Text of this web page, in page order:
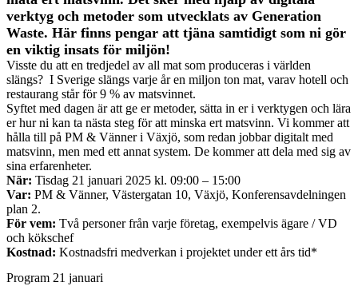
verktyg och metoder som utvecklats av Generation
Waste. Här finns pengar att tjäna samtidigt som ni gör
en viktig insats för miljön!
Visste du att en tredjedel av all mat som produceras i världen
slängs? I Sverige slängs varje år en miljon ton mat, varav hotell och
restaurang står för 9 % av matsvinnet.
Syftet med dagen är att ge er metoder, sätta in er i verktygen och lära
er hur ni kan ta nästa steg för att minska ert matsvinn. Vi kommer att
hålla till på PM & Vänner i Växjö, som redan jobbar digitalt med
matsvinn, men med ett annat system. De kommer att dela med sig av
sina erfarenheter.
När: Tisdag 21 januari 2025 kl. 09:00 – 15:00
Var: PM & Vänner, Västergatan 10, Växjö, Konferensavdelningen
plan 2.
För vem: Två personer från varje företag, exempelvis ägare / VD
och kökschef
Kostnad: Kostnadsfri medverkan i projektet under ett års tid*
Program 21 januari